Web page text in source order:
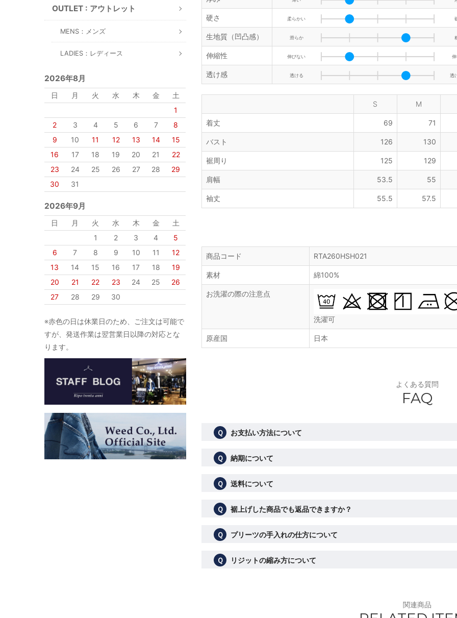
OUTLET : アウトレット
MENS：メンズ
LADIES：レディース
2026年8月
日 月 火 水 木 金
土
1
2
3 4 5 6 7
8
9
10 11 12 13 14
15
16
17 18 19 20 21
22
23
24 25 26 27 28
29
30
31
2026年9月
日 月 火 水 木 金
土
1
2 3 4
5
6
7 8 9 10 11
12
13
14 15 16 17 18
19
20
21 22 23 24 25
26
27
28 29 30
※赤色の日は休業日のため、ご注文は可能で
すが、発送作業は翌営業日以降の対応とな
ります。
硬さ 柔らかい
生地質（凹凸感） 滑らか
伸縮性 伸びない
透け感 透ける 透
S M
着丈 69 71
バスト 126 130
裾周り 125 129
肩幅 53.5 55
袖丈 55.5 57.5
商品コード RTA260HSH021
素材 綿100%
お洗濯の際の注意点
洗濯可
原産国 日本
よくある質問
FAQ
Ｑ お支払い方法について
Ｑ 納期について
Ｑ 送料について
Ｑ 裾上げした商品でも返品できますか？
Ｑ プリーツの手入れの仕方について
Ｑ リジットの縮み方について
関連商品